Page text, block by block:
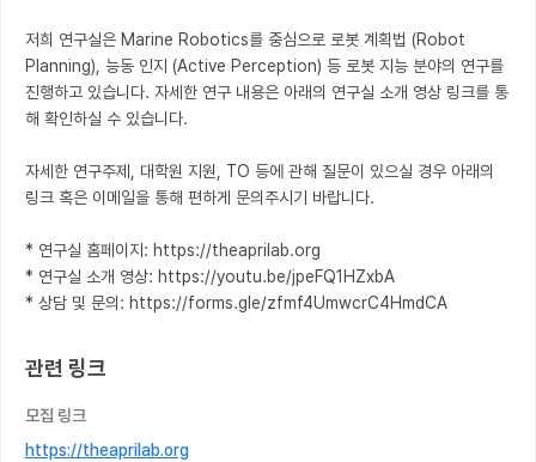
저희 연구실은 Marine Robotics를 중심으로 로봇 계획법 (Robot
Planning), 능동 인지 (Active Perception) 등 로봇 지능 분야의 연구를
진행하고 있습니다. 자세한 연구 내용은 아래의 연구실 소개 영상 링크를 통
해 확인하실 수 있습니다.
자세한 연구주제, 대학원 지원, TO 등에 관해 질문이 있으실 경우 아래의
링크 혹은 이메일을 통해 편하게 문의주시기 바랍니다.
* 연구실 홈페이지: https://theaprilab.org
* 연구실 소개 영상: https://youtu.be/jpeFQ1HZxbA
* 상담 및 문의: https://forms.gle/zfmf4UmwcrC4HmdCA
관련 링크
모집 링크
https://theaprilab.org